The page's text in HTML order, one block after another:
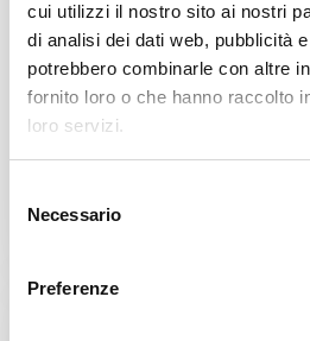
cui utilizzi il nostro sito ai nostri
di analisi dei dati web, pubblicità
potrebbero combinarle con altre
fornito loro o che hanno raccolto
loro servizi.
Necessario
Preferenze
pracownikom odkryć
zainteresowania,
między różnymi działami
spójne i oparte na
środowisko pracy.